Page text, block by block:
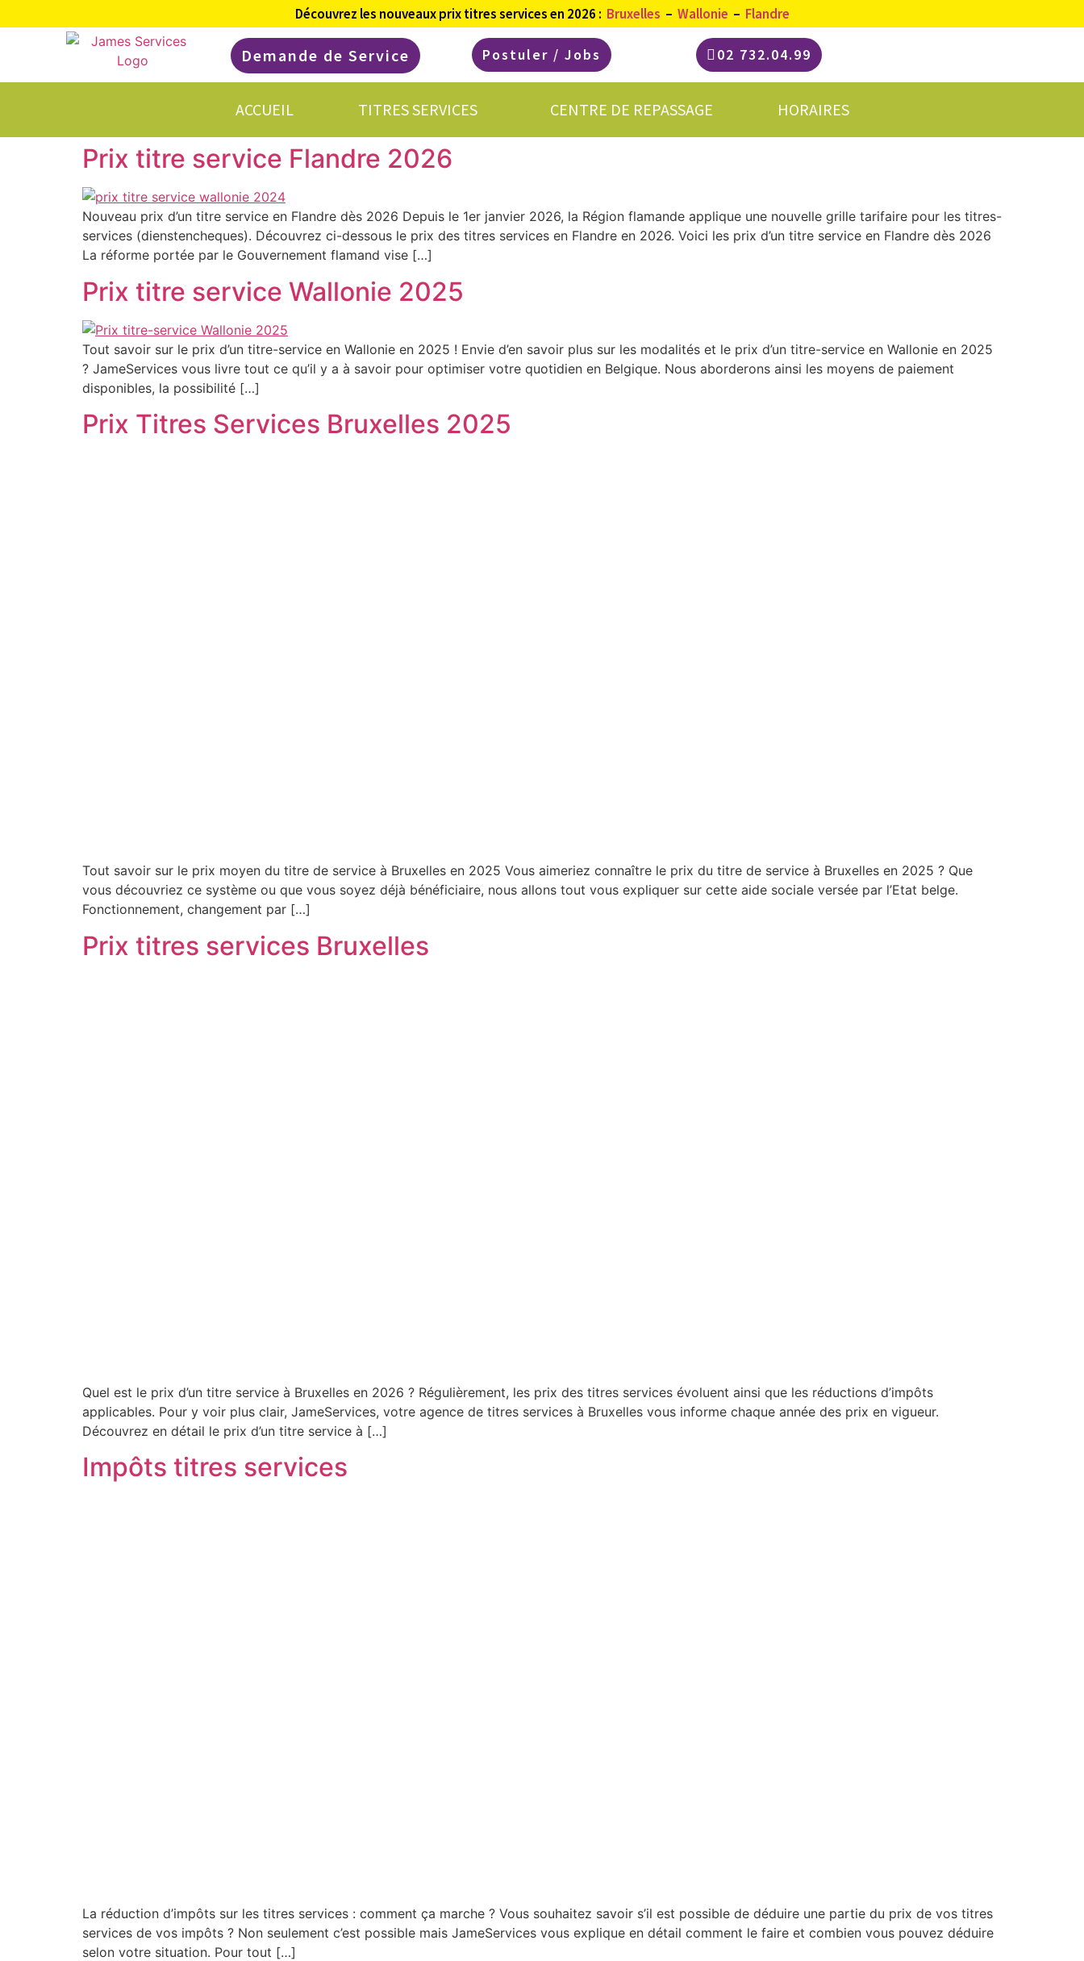
Découvrez les nouveaux prix titres services en 2026 : Bruxelles – Wallonie – Flandre
Demande de Service Postuler / Jobs 02 732.04.99
ACCUEIL TITRES SERVICES CENTRE DE REPASSAGE HORAIRES
Prix titre service Flandre 2026
Nouveau prix d’un titre service en Flandre dès 2026 Depuis le 1er janvier 2026, la Région flamande applique une nouvelle grille tarifaire pour les titres-
services (dienstencheques). Découvrez ci-dessous le prix des titres services en Flandre en 2026. Voici les prix d’un titre service en Flandre dès 2026
La réforme portée par le Gouvernement flamand vise […]
Prix titre service Wallonie 2025
Tout savoir sur le prix d’un titre-service en Wallonie en 2025 ! Envie d’en savoir plus sur les modalités et le prix d’un titre-service en Wallonie en 2025
? JameServices vous livre tout ce qu’il y a à savoir pour optimiser votre quotidien en Belgique. Nous aborderons ainsi les moyens de paiement
disponibles, la possibilité […]
Prix Titres Services Bruxelles 2025
Tout savoir sur le prix moyen du titre de service à Bruxelles en 2025 Vous aimeriez connaître le prix du titre de service à Bruxelles en 2025 ? Que
vous découvriez ce système ou que vous soyez déjà bénéficiaire, nous allons tout vous expliquer sur cette aide sociale versée par l’Etat belge.
Fonctionnement, changement par […]
Prix titres services Bruxelles
Quel est le prix d’un titre service à Bruxelles en 2026 ? Régulièrement, les prix des titres services évoluent ainsi que les réductions d’impôts
applicables. Pour y voir plus clair, JameServices, votre agence de titres services à Bruxelles vous informe chaque année des prix en vigueur.
Découvrez en détail le prix d’un titre service à […]
Impôts titres services
La réduction d’impôts sur les titres services : comment ça marche ? Vous souhaitez savoir s’il est possible de déduire une partie du prix de vos titres
services de vos impôts ? Non seulement c’est possible mais JameServices vous explique en détail comment le faire et combien vous pouvez déduire
selon votre situation. Pour tout […]